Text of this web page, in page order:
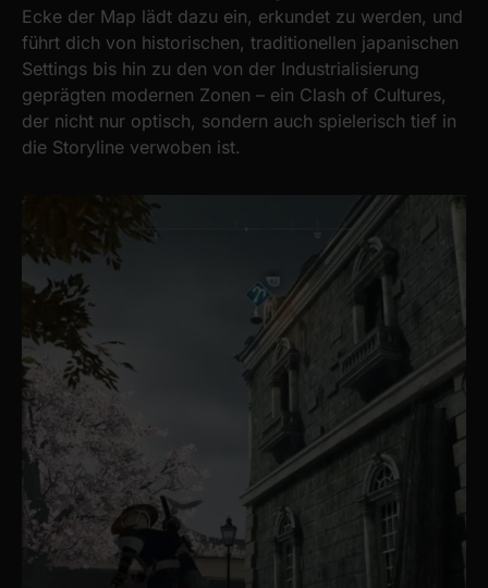
Ecke der Map lädt dazu ein, erkundet zu werden, und
führt dich von historischen, traditionellen japanischen
Settings bis hin zu den von der Industrialisierung
geprägten modernen Zonen – ein Clash of Cultures,
der nicht nur optisch, sondern auch spielerisch tief in
die Storyline verwoben ist.